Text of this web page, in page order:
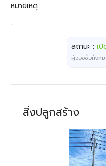
หมายเหตุ
-
สถานะ :เ
ผู้จองซื้อทั้งห
สิ่งปลูกสร้าง